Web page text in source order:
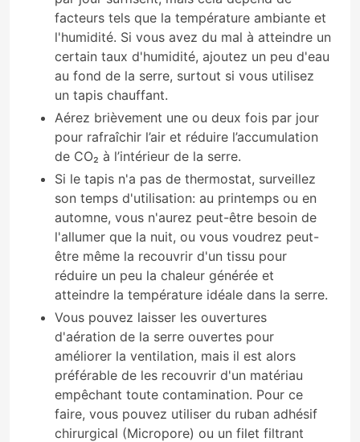
facteurs tels que la température ambiante et
l'humidité. Si vous avez du mal à atteindre un
certain taux d'humidité, ajoutez un peu d'eau
au fond de la serre, surtout si vous utilisez
un tapis chauffant.
Aérez brièvement une ou deux fois par jour
pour rafraîchir l’air et réduire l’accumulation
de CO₂ à l’intérieur de la serre.
Si le tapis n'a pas de thermostat, surveillez
son temps d'utilisation: au printemps ou en
automne, vous n'aurez peut-être besoin de
l'allumer que la nuit, ou vous voudrez peut-
être même la recouvrir d'un tissu pour
réduire un peu la chaleur générée et
atteindre la température idéale dans la serre.
Vous pouvez laisser les ouvertures
d'aération de la serre ouvertes pour
améliorer la ventilation, mais il est alors
préférable de les recouvrir d'un matériau
empêchant toute contamination. Pour ce
faire, vous pouvez utiliser du ruban adhésif
chirurgical (Micropore) ou un filet filtrant